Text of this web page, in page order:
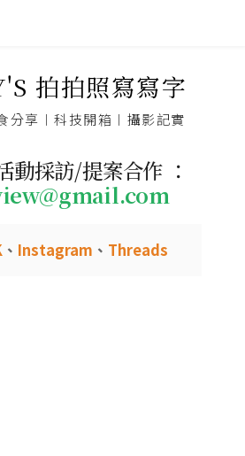
拍拍照寫寫字
分享︱科技開箱︱攝影記實
動採訪/提案合作 ：
、 Instagram 、 Threads